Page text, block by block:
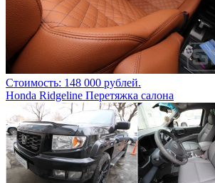
Стоимость: 148 000 рублей.
Honda Ridgeline Перетяжка салона